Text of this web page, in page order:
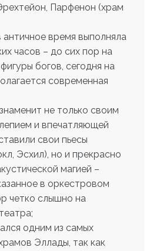
Парфенон (храм
античное время выполняла
часов – до сих пор на
богов, сегодня на
современная
знаменит не только своим
и впечатляющей
свои пьесы
Эсхил), но и прекрасно
магией –
в оркестровом
четко слышно на
одним из самых
Эллады, так как